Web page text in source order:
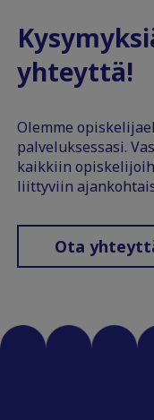
yhteyttä!
Olemme
palveluksessasi.
kaikkiin
liittyviin
Ota